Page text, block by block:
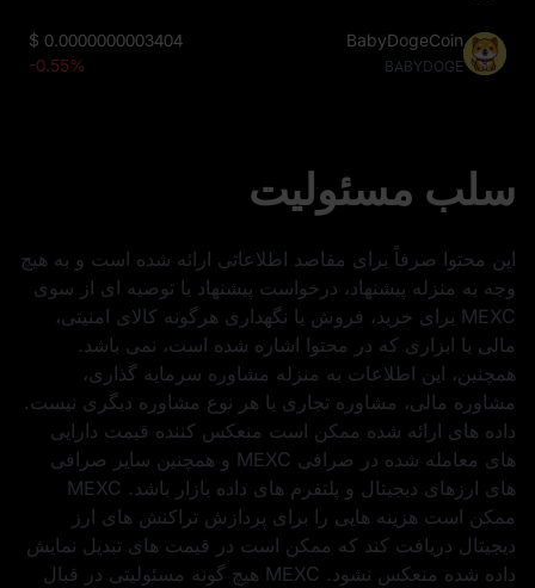
BabyDogeCoin
BABYDOGE
$ 0.0000000003404
-0.55%
سلب مسئولیت
این محتوا صرفاً برای مقاصد اطلاعاتی ارائه شده است و به هیچ
وجه به منزله پیشنهاد، درخواست پیشنهاد یا توصیه‌ ای از سوی
MEXC برای خرید، فروش یا نگهداری هرگونه کالای امنیتی،
مالی یا ابزاری که در محتوا اشاره شده است، نمی‌ باشد.
همچنین، این اطلاعات به منزله مشاوره سرمایه‌ گذاری،
مشاوره مالی، مشاوره تجاری یا هر نوع مشاوره دیگری نیست.
داده‌ های ارائه شده ممکن است منعکس کننده قیمت دارایی‌
های معامله شده در صرافی MEXC و همچنین سایر صرافی‌
های ارزهای دیجیتال و پلتفرم‌ های داده بازار باشد. MEXC
ممکن است هزینه‌ هایی را برای پردازش تراکنش‌ های ارز
دیجیتال دریافت کند که ممکن است در قیمت‌ های تبدیل نمایش
داده شده منعکس نشود. MEXC هیچ‌ گونه مسئولیتی در قبال